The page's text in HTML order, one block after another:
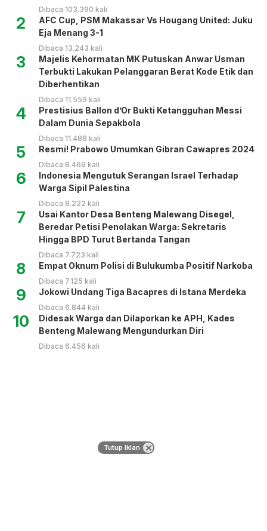
Dibaca 103.390 kali
2
AFC Cup, PSM Makassar Vs Hougang United: Juku
Eja Menang 3-1
Dibaca 13.243 kali
3
Majelis Kehormatan MK Putuskan Anwar Usman
Terbukti Lakukan Pelanggaran Berat Kode Etik dan
Diberhentikan
Dibaca 11.559 kali
4
Prestisius Ballon d’Or Bukti Ketangguhan Messi
Dalam Dunia Sepakbola
Dibaca 11.488 kali
5 Resmi! Prabowo Umumkan Gibran Cawapres 2024
Dibaca 8.469 kali
6
Indonesia Mengutuk Serangan Israel Terhadap
Warga Sipil Palestina
Dibaca 8.222 kali
7
Usai Kantor Desa Benteng Malewang Disegel,
Beredar Petisi Penolakan Warga: Sekretaris
Hingga BPD Turut Bertanda Tangan
Dibaca 7.723 kali
8 Empat Oknum Polisi di Bulukumba Positif Narkoba
Dibaca 7.125 kali
9 Jokowi Undang Tiga Bacapres di Istana Merdeka
Dibaca 6.844 kali
10
Didesak Warga dan Dilaporkan ke APH, Kades
Benteng Malewang Mengundurkan Diri
Dibaca 6.456 kali
Tutup Iklan